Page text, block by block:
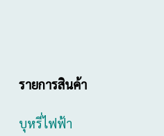
รายการสินค้า
บุหรี่ไฟฟ้า